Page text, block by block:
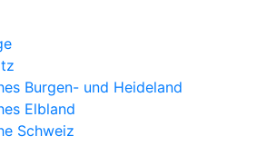
Burgen- und Heideland
Elbland
Schweiz